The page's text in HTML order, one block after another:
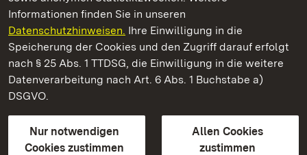
Informationen finden Sie in unseren
Datenschutzhinweisen. Ihre Einwilligung in die
Speicherung der Cookies und den Zugriff darauf erfolgt
nach § 25 Abs. 1 TTDSG, die Einwilligung in die weitere
Datenverarbeitung nach Art. 6 Abs. 1 Buchstabe a)
DSGVO.
Nur notwendigen
Cookies zustimmen
Allen Cookies
zustimmen
Staatliche Schlösser und Gärten Baden‑Württemberg
Staatliche Schlösser und Gärten Baden-Württemberg
Kontakt
GebärdenspracheLeichte Sprache
Erklärung zur Barrierefreiheit
BITV-konform (geprüfte Seiten)